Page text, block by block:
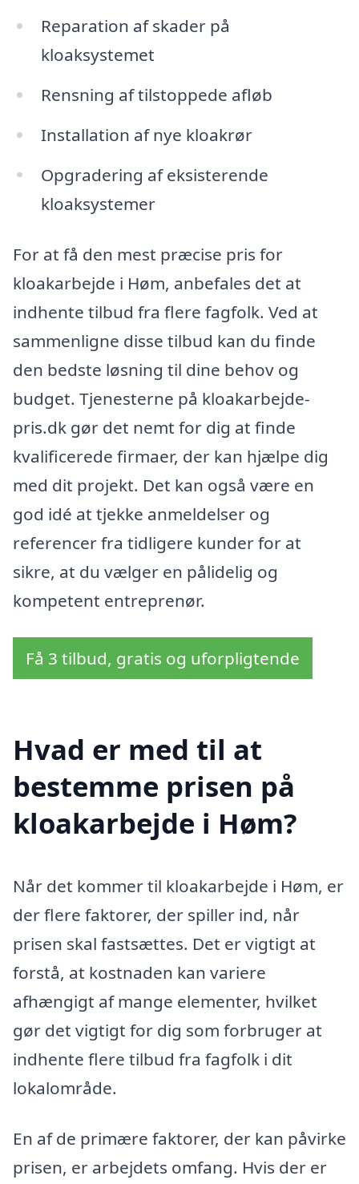
Reparation af skader på
kloaksystemet
Rensning af tilstoppede afløb
Installation af nye kloakrør
Opgradering af eksisterende
kloaksystemer
For at få den mest præcise pris for
kloakarbejde i Høm, anbefales det at
indhente tilbud fra flere fagfolk. Ved at
sammenligne disse tilbud kan du finde
den bedste løsning til dine behov og
budget. Tjenesterne på kloakarbejde-
pris.dk gør det nemt for dig at finde
kvalificerede firmaer, der kan hjælpe dig
med dit projekt. Det kan også være en
god idé at tjekke anmeldelser og
referencer fra tidligere kunder for at
sikre, at du vælger en pålidelig og
kompetent entreprenør.
Få 3 tilbud, gratis og uforpligtende
Hvad er med til at
bestemme prisen på
kloakarbejde i Høm?
Når det kommer til kloakarbejde i Høm, er
der flere faktorer, der spiller ind, når
prisen skal fastsættes. Det er vigtigt at
forstå, at kostnaden kan variere
afhængigt af mange elementer, hvilket
gør det vigtigt for dig som forbruger at
indhente flere tilbud fra fagfolk i dit
lokalområde.
En af de primære faktorer, der kan påvirke
prisen, er arbejdets omfang. Hvis der er